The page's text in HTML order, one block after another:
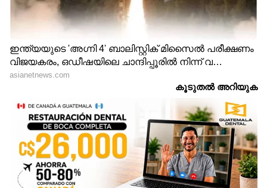
പാക്കുകൾ